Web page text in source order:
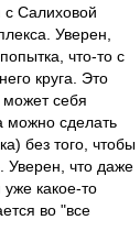
с Салиховой
Уверен,
что-то с
круга. Это
себя
можно сделать
без того, чтобы
Уверен, что даже
какое-то
во "все